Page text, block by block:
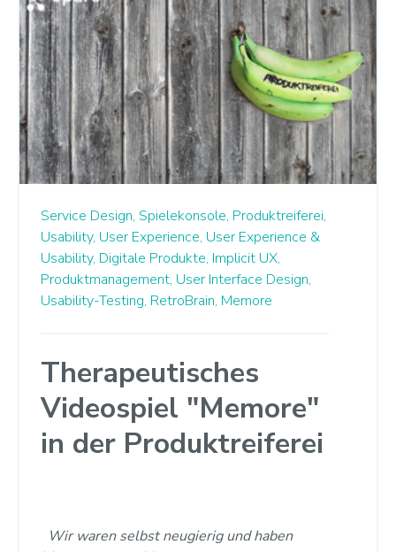
Service Design, Spielekonsole, Produktreiferei,
Usability, User Experience, User Experience &
Usability, Digitale Produkte, Implicit UX,
Produktmanagement, User Interface Design,
Usability-Testing, RetroBrain, Memore
Therapeutisches
Videospiel "Memore"
in der Produktreiferei
Wir waren selbst neugierig und haben